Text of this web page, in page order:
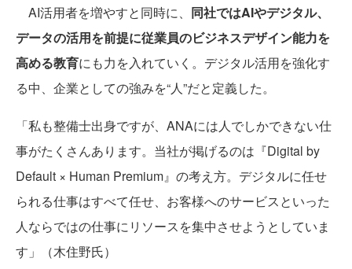
AI活用者を増やすと同時に、 同社ではAIやデジタル、
データの活用を前提に従業員のビジネスデザイン能力を
高める教育にも力を入れていく。デジタル活用を強化す
る中、企業としての強みを“人”だと定義した。
「私も整備士出身ですが、ANAには人でしかできない仕
事がたくさんあります。当社が掲げるのは『Digital by
Default × Human Premium』の考え方。デジタルに任せ
られる仕事はすべて任せ、お客様へのサービスといった
人ならではの仕事にリソースを集中させようとしていま
す」（木住野氏）